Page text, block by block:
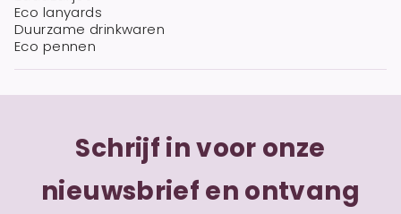
Eco lanyards
Duurzame drinkwaren
Eco pennen
Schrijf in voor onze
nieuwsbrief en ontvang